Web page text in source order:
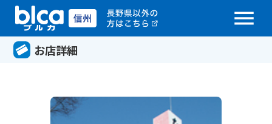
menu
お店詳細